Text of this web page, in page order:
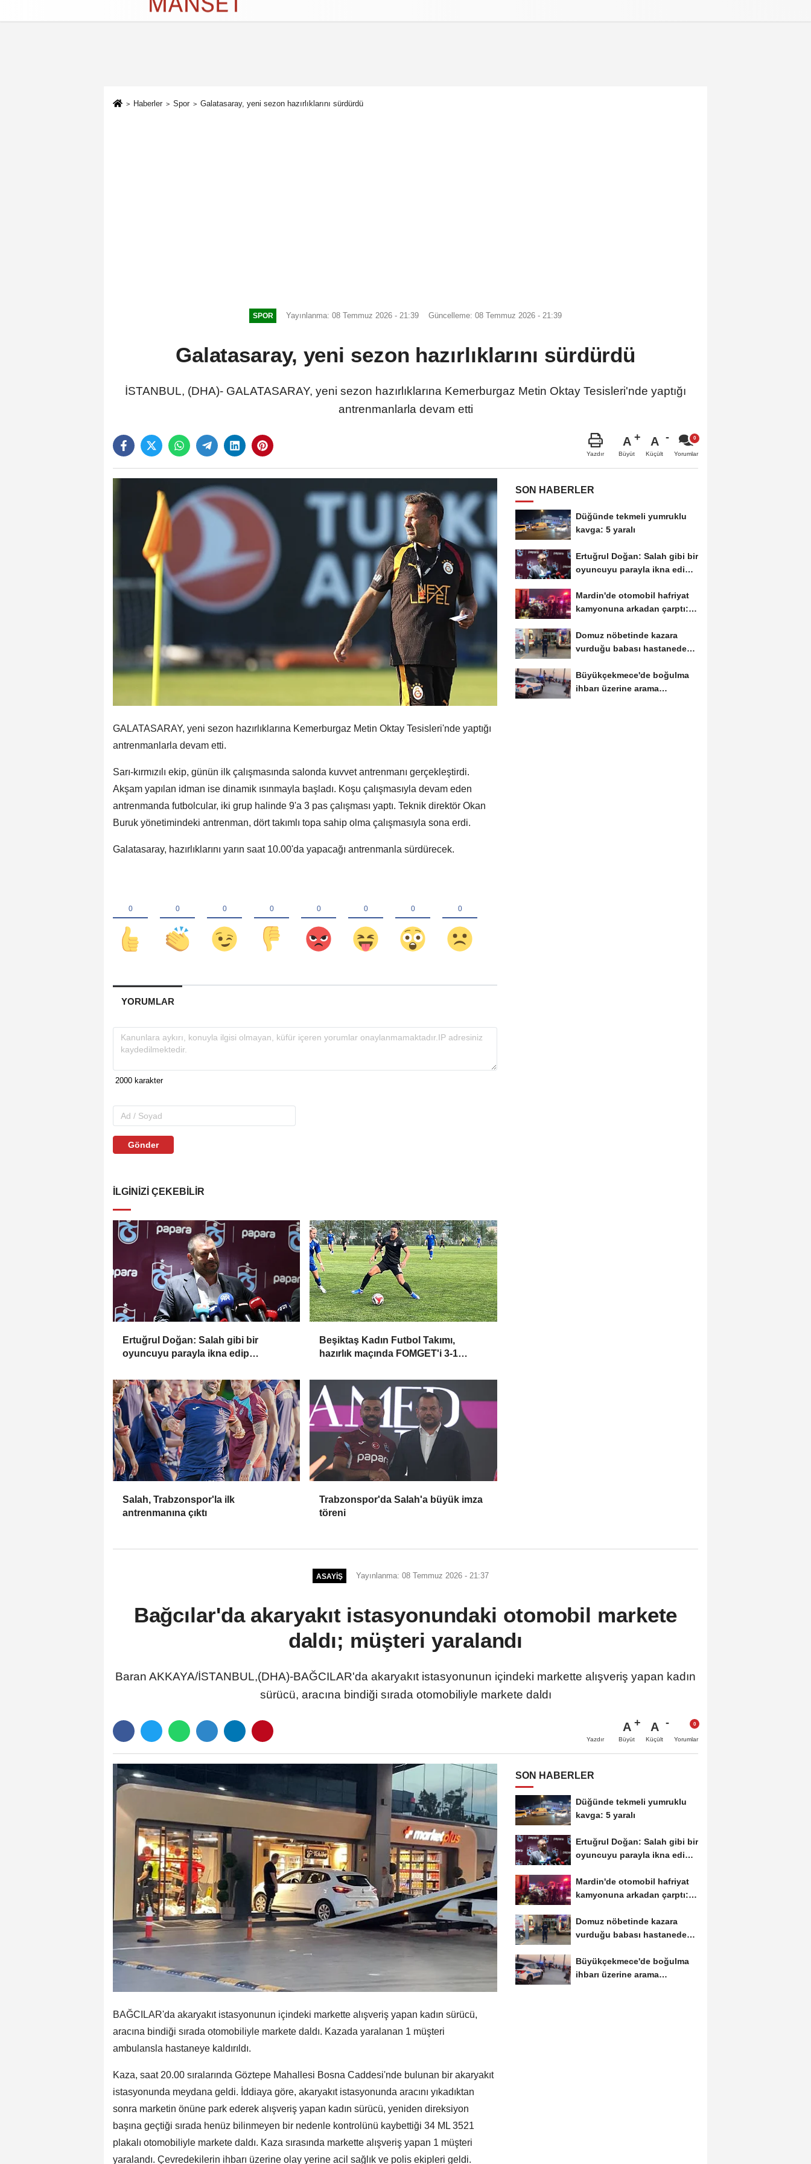
İletişim Çerez Politikası
Haberler Spor Galatasaray, yeni sezon hazırlıklarını sürdürdü
SPOR Yayınlanma: 08 Temmuz 2026 - 21:39 Güncelleme: 08 Temmuz 2026 - 21:39
Galatasaray, yeni sezon hazırlıklarını sürdürdü
İSTANBUL, (DHA)- GALATASARAY, yeni sezon hazırlıklarına Kemerburgaz Metin Oktay Tesisleri'nde yaptığı
antrenmanlarla devam etti
Yazdır
A
Büyüt
A
Küçült Yorumlar
GALATASARAY, yeni sezon hazırlıklarına Kemerburgaz Metin Oktay Tesisleri'nde yaptığı
antrenmanlarla devam etti.
Sarı-kırmızılı ekip, günün ilk çalışmasında salonda kuvvet antrenmanı gerçekleştirdi.
Akşam yapılan idman ise dinamik ısınmayla başladı. Koşu çalışmasıyla devam eden
antrenmanda futbolcular, iki grup halinde 9'a 3 pas çalışması yaptı. Teknik direktör Okan
Buruk yönetimindeki antrenman, dört takımlı topa sahip olma çalışmasıyla sona erdi.
Galatasaray, hazırlıklarını yarın saat 10.00'da yapacağı antrenmanla sürdürecek.
YORUMLAR
Gönder
İLGINIZI ÇEKEBILIR
Ertuğrul Doğan: Salah gibi bir
oyuncuyu parayla ikna edip
Beşiktaş Kadın Futbol Takımı,
hazırlık maçında FOMGET'i 3-1
Salah, Trabzonspor'la ilk
antrenmanına çıktı
Trabzonspor'da Salah'a büyük imza
töreni
SON HABERLER
Düğünde tekmeli yumruklu
kavga: 5 yaralı
Ertuğrul Doğan: Salah gibi bir
oyuncuyu parayla ikna edip
Mardin'de otomobil hafriyat
kamyonuna arkadan çarptı: 1
Domuz nöbetinde kazara
vurduğu babası hastanede
Büyükçekmece'de boğulma
ihbarı üzerine arama
ASAYIŞ Yayınlanma: 08 Temmuz 2026 - 21:37
Bağcılar'da akaryakıt istasyonundaki otomobil markete
daldı; müşteri yaralandı
Baran AKKAYA/İSTANBUL,(DHA)-BAĞCILAR'da akaryakıt istasyonunun içindeki markette alışveriş yapan kadın
sürücü, aracına bindiği sırada otomobiliyle markete daldı
Yazdır
A
Büyüt
A
Küçült Yorumlar
BAĞCILAR'da akaryakıt istasyonunun içindeki markette alışveriş yapan kadın sürücü,
aracına bindiği sırada otomobiliyle markete daldı. Kazada yaralanan 1 müşteri
ambulansla hastaneye kaldırıldı.
Kaza, saat 20.00 sıralarında Göztepe Mahallesi Bosna Caddesi'nde bulunan bir akaryakıt
istasyonunda meydana geldi. İddiaya göre, akaryakıt istasyonunda aracını yıkadıktan
sonra marketin önüne park ederek alışveriş yapan kadın sürücü, yeniden direksiyon
başına geçtiği sırada henüz bilinmeyen bir nedenle kontrolünü kaybettiği 34 ML 3521
plakalı otomobiliyle markete daldı. Kaza sırasında markette alışveriş yapan 1 müşteri
yaralandı. Çevredekilerin ihbarı üzerine olay yerine acil sağlık ve polis ekipleri geldi.
SON HABERLER
Düğünde tekmeli yumruklu
kavga: 5 yaralı
Ertuğrul Doğan: Salah gibi bir
oyuncuyu parayla ikna edip
Mardin'de otomobil hafriyat
kamyonuna arkadan çarptı: 1
Domuz nöbetinde kazara
vurduğu babası hastanede
Büyükçekmece'de boğulma
ihbarı üzerine arama